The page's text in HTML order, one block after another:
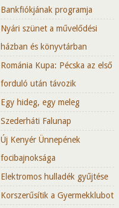
Bankfiókjának programja
Nyári szünet a művelődési
házban és könyvtárban
Románia Kupa: Pécska az első
forduló után távozik
Egy hideg, egy meleg
Szederháti Falunap
Új Kenyér Ünnepének
focibajnoksága
Elektromos hulladék gyűjtése
Korszerűsítik a Gyermekklubot